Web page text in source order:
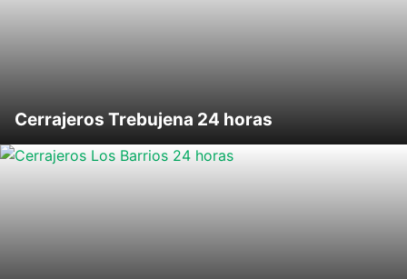
Cerrajeros Trebujena 24 horas